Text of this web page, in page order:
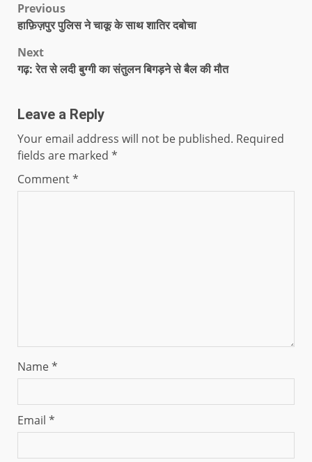
Previous
हाफ़िज़पुर पुलिस ने चाकू के साथ शातिर दबोचा
Next
गढ़: रेत से लदी बुग्गी का संतुलन बिगड़ने से बैल की मौत
Leave a Reply
Your email address will not be published. Required
fields are marked *
Comment*
Name*
Email *